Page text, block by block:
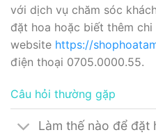
với dịch vụ chăm sóc
đặt hoa hoặc biết thêm
website https://
điện thoại 0705.0000.55.
Câu hỏi thường gặp
Làm thế nào để đặt